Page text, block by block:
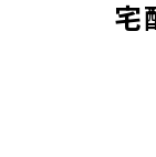
宅